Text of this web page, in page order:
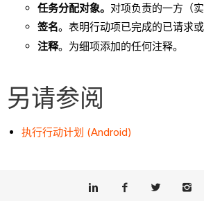
任务分配对象。 对项负责的一方（
签名。表明行动项已完成的已请求或
注释。为细项添加的任何注释。
另请参阅
执行行动计划 (Android)